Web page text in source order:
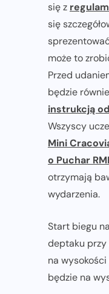
się z
się
może to
Przed
będzie
instrukcją
Wszyscy
Mini
o Puchar
otrzymają
wydarzenia.
Start biegu
deptaku przy
na
będzie na